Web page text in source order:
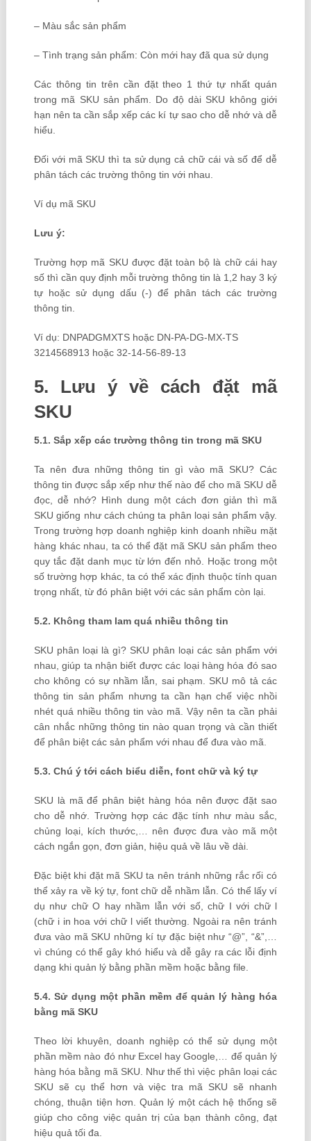
– Màu sắc sản phẩm
– Tình trạng sản phẩm: Còn mới hay đã qua sử dụng
Các thông tin trên cần đặt theo 1 thứ tự nhất quán
trong mã SKU sản phẩm. Do độ dài SKU không giới
hạn nên ta cần sắp xếp các kí tự sao cho dễ nhớ và dễ
hiểu.
Đối với mã SKU thì ta sử dụng cả chữ cái và số để dễ
phân tách các trường thông tin với nhau.
Ví dụ mã SKU
Lưu ý:
Trường hợp mã SKU được đặt toàn bộ là chữ cái hay
số thì cần quy định mỗi trường thông tin là 1,2 hay 3 ký
tự hoặc sử dụng dấu (-) để phân tách các trường
thông tin.
Ví dụ: DNPADGMXTS hoặc DN-PA-DG-MX-TS
3214568913 hoặc 32-14-56-89-13
5. Lưu ý về cách đặt mã
SKU
5.1. Sắp xếp các trường thông tin trong mã SKU
Ta nên đưa những thông tin gì vào mã SKU? Các
thông tin được sắp xếp như thế nào để cho mã SKU dễ
đọc, dễ nhớ? Hình dung một cách đơn giản thì mã
SKU giống như cách chúng ta phân loại sản phẩm vậy.
Trong trường hợp doanh nghiệp kinh doanh nhiều mặt
hàng khác nhau, ta có thể đặt mã SKU sản phẩm theo
quy tắc đặt danh mục từ lớn đến nhỏ. Hoặc trong một
số trường hợp khác, ta có thể xác định thuộc tính quan
trọng nhất, từ đó phân biệt với các sản phẩm còn lại.
5.2. Không tham lam quá nhiều thông tin
SKU phân loại là gì? SKU phân loại các sản phẩm với
nhau, giúp ta nhận biết được các loại hàng hóa đó sao
cho không có sự nhầm lẫn, sai phạm. SKU mô tả các
thông tin sản phẩm nhưng ta cần hạn chế việc nhồi
nhét quá nhiều thông tin vào mã. Vậy nên ta cần phải
cân nhắc những thông tin nào quan trọng và cần thiết
để phân biệt các sản phẩm với nhau để đưa vào mã.
5.3. Chú ý tới cách biểu diễn, font chữ và ký tự
SKU là mã để phân biệt hàng hóa nên được đặt sao
cho dễ nhớ. Trường hợp các đặc tính như màu sắc,
chủng loại, kích thước,… nên được đưa vào mã một
cách ngắn gọn, đơn giản, hiệu quả về lâu về dài.
Đặc biệt khi đặt mã SKU ta nên tránh những rắc rối có
thể xảy ra về ký tự, font chữ dễ nhầm lẫn. Có thể lấy ví
dụ như chữ O hay nhầm lẫn với số, chữ I với chữ l
(chữ i in hoa với chữ l viết thường. Ngoài ra nên tránh
đưa vào mã SKU những kí tự đặc biệt như “@”, “&”,…
vì chúng có thể gây khó hiểu và dễ gây ra các lỗi định
dạng khi quản lý bằng phần mềm hoặc bằng file.
5.4. Sử dụng một phần mềm để quản lý hàng hóa
bằng mã SKU
Theo lời khuyên, doanh nghiệp có thể sử dụng một
phần mềm nào đó như Excel hay Google,… để quản lý
hàng hóa bằng mã SKU. Như thế thì việc phân loại các
SKU sẽ cụ thể hơn và việc tra mã SKU sẽ nhanh
chóng, thuận tiện hơn. Quản lý một cách hệ thống sẽ
giúp cho công việc quản trị của bạn thành công, đạt
hiệu quả tối đa.